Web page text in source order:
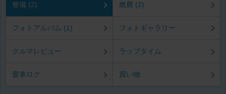
整備 (2) 燃費 (2)
フォトアルバム (1) フォトギャラリー
クルマレビュー ラップタイム
愛車ログ 買い物